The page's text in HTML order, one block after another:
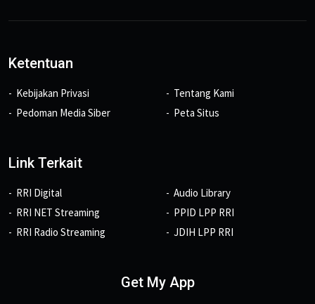
Ketentuan
Kebijakan Privasi
Pedoman Media Siber
Tentang Kami
Peta Situs
Link Terkait
RRI Digital
RRI NET Streaming
RRI Radio Streaming
Audio Library
PPID LPP RRI
JDIH LPP RRI
Get My App